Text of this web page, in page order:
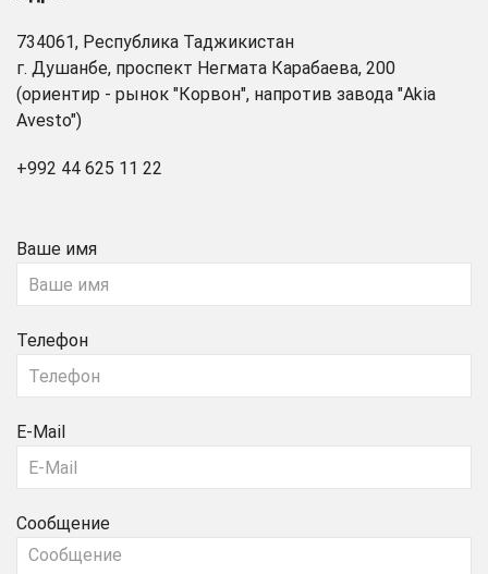
734061, Республика Таджикистан
г. Душанбе, проспект Негмата Карабаева, 200
(ориентир - рынок "Корвон", напротив завода "Akia
Avesto")
+992 44 625 11 22
Ваше имя
Телефон
E-Mail
Сообщение